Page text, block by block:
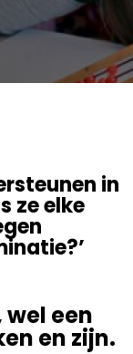
in
ze elke
een
en zijn.